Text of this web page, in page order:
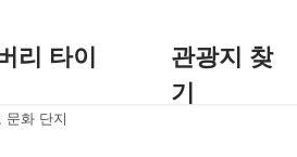
리 타이
관광지 찾
기
문화 단지